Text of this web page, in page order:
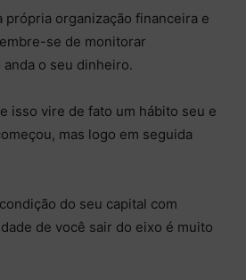
própria organização financeira e
se de monitorar
o seu dinheiro.
isso vire de fato um hábito seu e
mas logo em seguida
do seu capital com
de você sair do eixo é muito